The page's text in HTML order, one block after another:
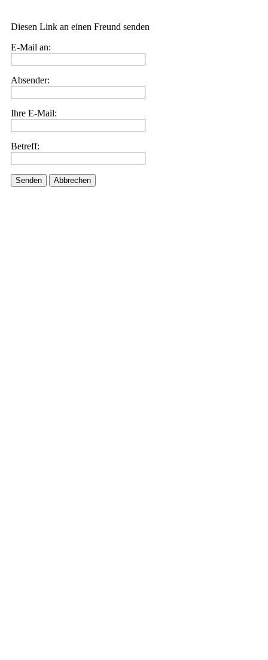
Diesen Link an einen Freund senden
E-Mail an:
Absender:
Ihre E-Mail:
Betreff:
Senden Abbrechen